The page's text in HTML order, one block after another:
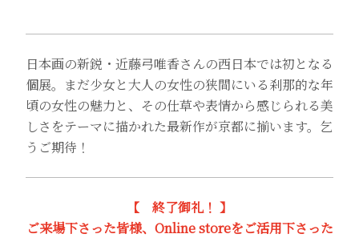
日本画の新鋭・近藤弓唯香さんの西日本では初となる
個展。まだ少女と大人の女性の狭間にいる刹那的な年
頃の女性の魅力と、その仕草や表情から感じられる美
しさをテーマに描かれた最新作が京都に揃います。乞
うご期待！
【 終了御礼！ 】
ご来場下さった皆様、Online storeをご活用下さった